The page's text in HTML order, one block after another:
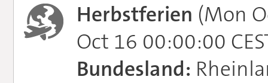
Herbstferien (Mon
Oct 16 00:00:00
Bundesland: